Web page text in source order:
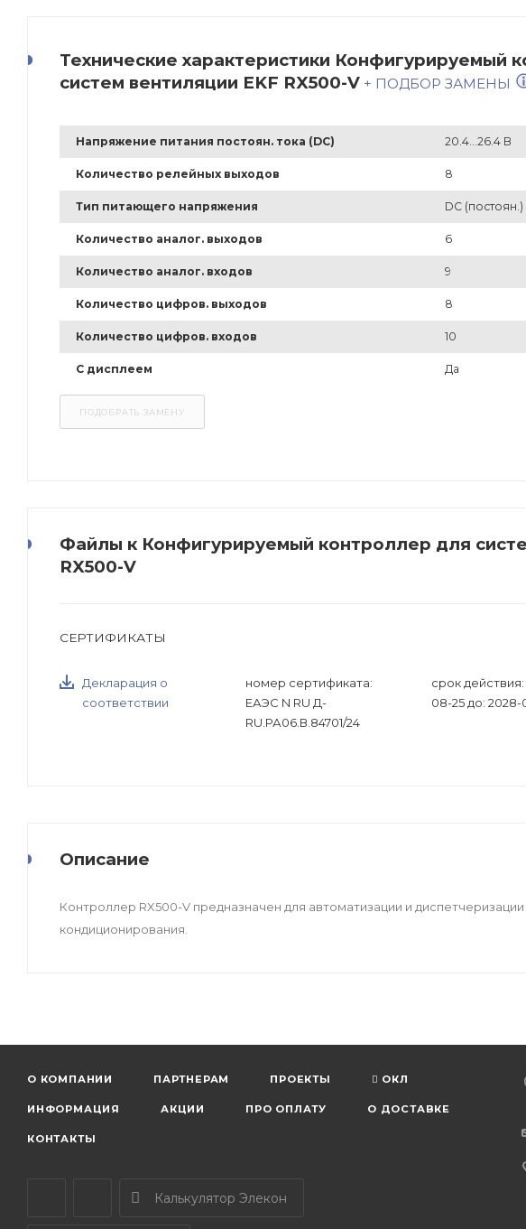
Технические характеристики Конфигурируемый
систем вентиляции EKF RX500-V + ПОДБОР ЗАМЕНЫ
Напряжение питания постоян. тока (DC) 20.4...26.4 В
Количество релейных выходов 8
Тип питающего напряжения DC (постоян.)
Количество аналог. выходов 6
Количество аналог. входов 9
Количество цифров. выходов 8
Количество цифров. входов 10
С дисплеем Да
Файлы к Конфигурируемый контроллер для
RX500-V
СЕРТИФИКАТЫ
Декларация о
соответствии
номер сертификата:
ЕАЭС N RU Д-
RU.РА06.В.84701/24
срок
08-25 до: 2028-
Описание
Контроллер RX500-V предназначен для автоматизации и
кондиционирования.
О КОМПАНИИ ПАРТНЕРАМ ПРОЕКТЫ ОКЛ
ИНФОРМАЦИЯ АКЦИИ ПРО ОПЛАТУ О ДОСТАВКЕ
КОНТАКТЫ
Калькулятор Элекон